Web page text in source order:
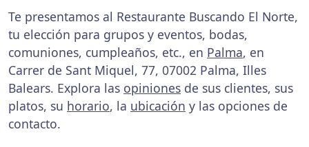
Te presentamos al Restaurante Buscando El Norte,
tu elección para grupos y eventos, bodas,
comuniones, cumpleaños, etc., en Palma, en
Carrer de Sant Miquel, 77, 07002 Palma, Illes
Balears. Explora las opiniones de sus clientes, sus
platos, su horario, la ubicación y las opciones de
contacto.